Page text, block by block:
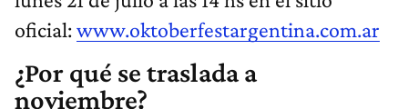
oficial:www.oktoberfestargentina.com.ar
¿Por qué se traslada a
noviembre?